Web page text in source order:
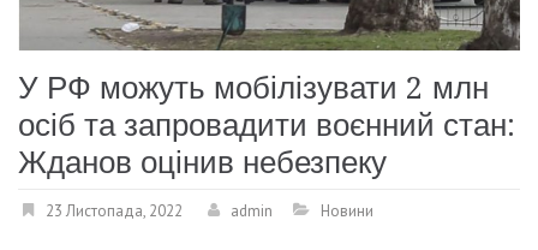
У РФ можуть мобілізувати 2 млн
осіб та запровадити воєнний стан:
Жданов оцінив небезпеку
23 Листопада, 2022 admin Новини